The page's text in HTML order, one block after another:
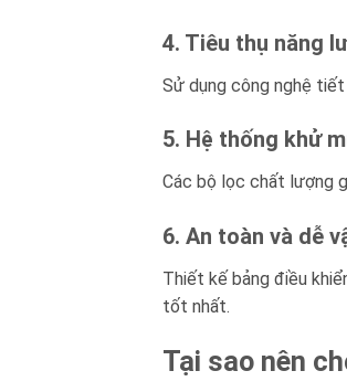
4. Tiêu thụ năng
Sử dụng công nghệ
5. Hệ thống khử
Các bộ lọc chất lượng
6. An toàn và dễ
Thiết kế bảng điều
tốt nhất.
Tại sao nên